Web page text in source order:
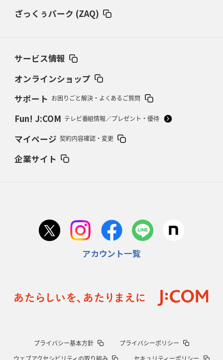
2026年2月19日(木)更新
37年女子W杯招致への課題と期待
2026年2月12日(木)更新
2026年2月5日(木)更新
占い方
首位スピアーズ、充実の攻撃力 「湧き出る」パスでトライ量産
2026年1月8日(木)更新
ルディケ「15番はゲームドライバ
2025年12月25日(木)更新
ざっくぅパーク (ZAQ)
サービス情報
オンラインショップ
サポート お困りごと解決・よくあるご質問
Fun! J:COM テレビ番組情報／プレゼント・優待
マイページ 契約内容確認・変更
企業サイト
アカウント一覧
プライバシー基本方針
プライバシーポリシー